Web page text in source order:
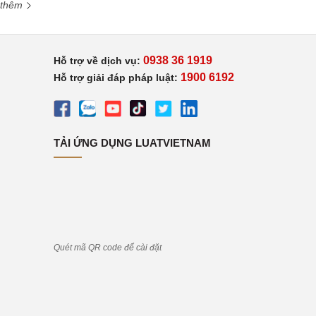
Hỗ trợ về dịch vụ: 0938 36 1919
Hỗ trợ giải đáp pháp luật: 1900 6192
TẢI ỨNG DỤNG LUATVIETNAM
Quét mã QR code để cài đặt